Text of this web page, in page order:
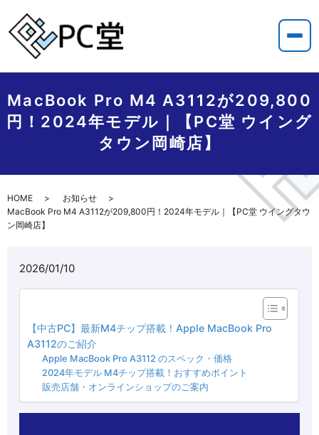
MacBook Pro M4 A3112が209,800
円！2024年モデル｜【PC堂 ウイング
タウン岡崎店】
HOME
お知らせ
MacBook Pro M4 A3112が209,800円！2024年モデル｜【PC堂 ウイングタウ
ン岡崎店】
2026/01/10
【中古PC】最新M4チップ搭載！Apple MacBook Pro
A3112のご紹介
Apple MacBook Pro A3112 のスペック・価格
2024年モデル M4チップ搭載！おすすめポイント
販売店舗・オンラインショップのご案内